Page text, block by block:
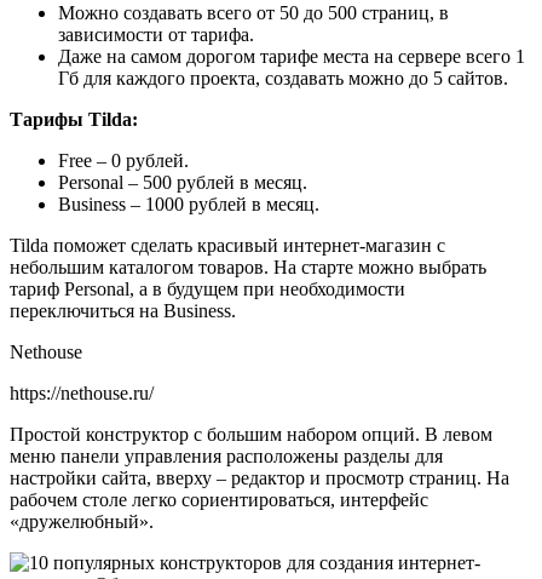
Можно создавать всего от 50 до 500 страниц, в
зависимости от тарифа.
Даже на самом дорогом тарифе места на сервере всего 1
Гб для каждого проекта, создавать можно до 5 сайтов.
Тарифы Tilda:
Free – 0 рублей.
Personal – 500 рублей в месяц.
Business – 1000 рублей в месяц.
Tilda поможет сделать красивый интернет-магазин с
небольшим каталогом товаров. На старте можно выбрать
тариф Personal, а в будущем при необходимости
переключиться на Business.
Nethouse
https://nethouse.ru/
Простой конструктор с большим набором опций. В левом
меню панели управления расположены разделы для
настройки сайта, вверху – редактор и просмотр страниц. На
рабочем столе легко сориентироваться, интерфейс
«дружелюбный».